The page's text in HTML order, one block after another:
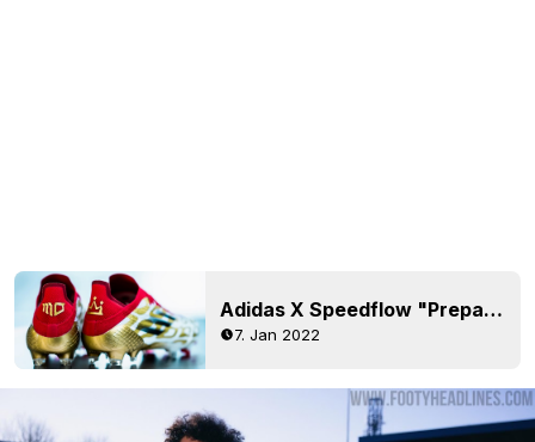
Adidas X Speedflow "Prepare For Battle" veröffentlicht - der erste Adidas Mo Salah Signature-Schuhe überhaupt
7. Jan 2022